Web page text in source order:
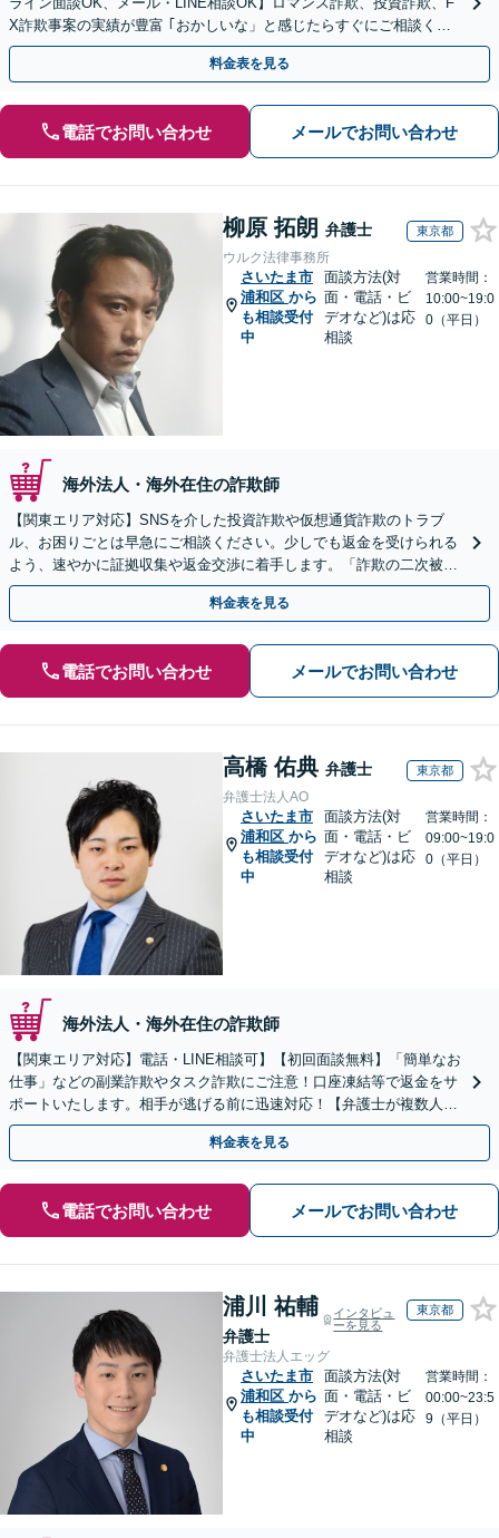
X詐欺事案の実績が豊富 ｢おかしいな」と感じたらすぐにご相談くだ
さい。
料金表を見る
電話でお問い合わせ メールでお問い合わせ
柳原 拓朗 弁護士 東京都
ウルク法律事務所
さいたま市
浦和区 から
も相談受付
中
面談方法(対
面・電話・ビ
デオなど)は応
相談
営業時間：
10:00~19:0
0（平日）
海外法人・海外在住の詐欺師
【関東エリア対応】SNSを介した投資詐欺や仮想通貨詐欺のトラブ
ル、お困りごとは早急にご相談ください。少しでも返金を受けられる
よう、速やかに証拠収集や返金交渉に着手します。「詐欺の二次被
害」のご相談も対応します【初回相談無料】【Web相談可】
料金表を見る
電話でお問い合わせ メールでお問い合わせ
高橋 佑典 弁護士 東京都
弁護士法人AO
さいたま市
浦和区 から
も相談受付
中
面談方法(対
面・電話・ビ
デオなど)は応
相談
営業時間：
09:00~19:0
0（平日）
海外法人・海外在住の詐欺師
【関東エリア対応】電話・LINE相談可】【初回面談無料】「簡単なお
仕事」などの副業詐欺やタスク詐欺にご注意！口座凍結等で返金をサ
ポートいたします。相手が逃げる前に迅速対応！【弁護士が複数人在
籍】事務所内で連携し問題解決へ【休日・夜間面談可】
料金表を見る
電話でお問い合わせ メールでお問い合わせ
浦川 祐輔
弁護士
インタビュ
ーを見る
東京都
弁護士法人エッグ
さいたま市
浦和区 から
も相談受付
中
面談方法(対
面・電話・ビ
デオなど)は応
相談
営業時間：
00:00~23:5
9（平日）